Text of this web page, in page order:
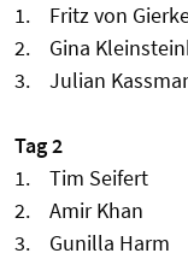
1. Fritz von
2. Gina
3. Julian
Tag 2
1. Tim Seifert
2. Amir Khan
3. Gunilla Harm